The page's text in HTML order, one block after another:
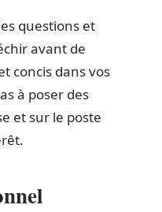
questions et
avant de
concis dans vos
à poser des
et sur le poste